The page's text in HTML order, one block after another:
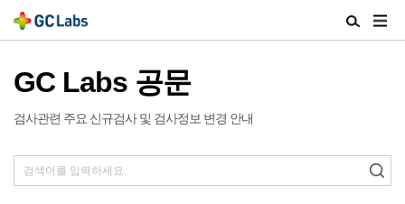
검
색
GC Labs 공문
검사관련 주요 신규검사 및 검사정보 변경 안내